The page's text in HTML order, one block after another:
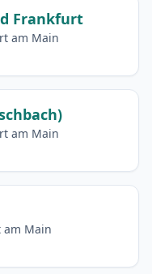
Frankfurt
am Main
am Main
am Main